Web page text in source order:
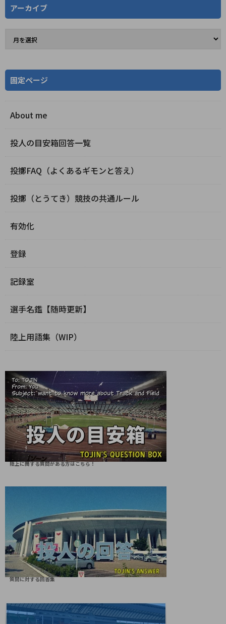
アーカイブ
固定ページ
About me
投人の目安箱回答一覧
投擲FAQ（よくあるギモンと答え）
投擲（とうてき）競技の共通ルール
有効化
登録
記録室
選手名鑑【随時更新】
陸上用語集（WIP）
陸上に関する質問がある方はこちら！
質問に対する回答集